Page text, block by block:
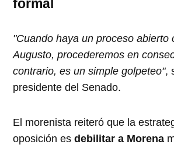
formal
"Cuando haya un proceso abierto
Augusto, procederemos en
contrario, es un simple golpeteo",
presidente del Senado.
El morenista reiteró que la
oposición esdebilitar a Morena